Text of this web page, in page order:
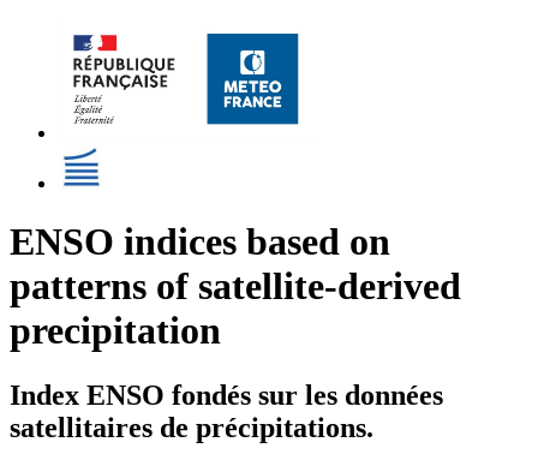
ENSO indices based on
patterns of satellite-derived
precipitation
Index ENSO fondés sur les données
satellitaires de précipitations.